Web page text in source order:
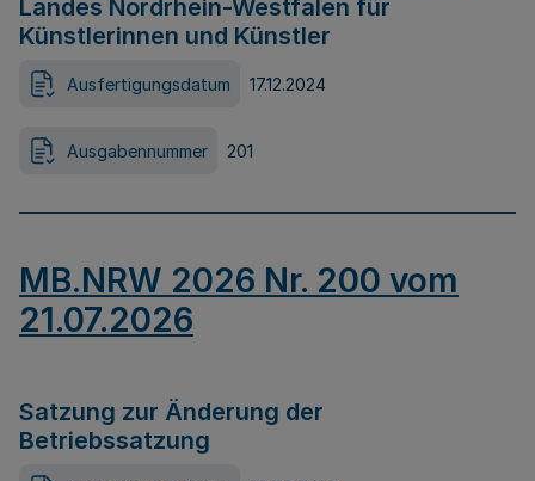
Landes Nordrhein-Westfalen für
Künstlerinnen und Künstler
Ausfertigungsdatum 17.12.2024
Ausgabennummer 201
MB.NRW 2026 Nr. 200 vom
21.07.2026
Satzung zur Änderung der
Betriebssatzung